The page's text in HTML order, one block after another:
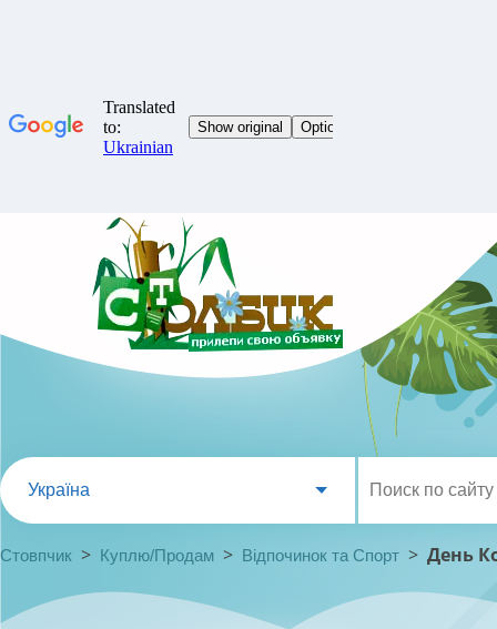
Україна
Стовпчик > Куплю/Продам > Відпочинок та Спорт > День